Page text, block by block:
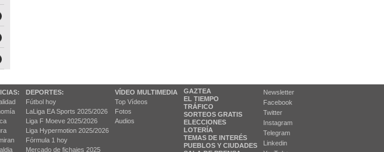
DEPORTES:
Fútbol hoy
LaLiga EA Sports 2025/2026
Liga F Moeve 2025/2026
Liga Hypermotion 2025/2026
Fórmula 1 hoy
Mercado de fichajes 2025
VÍDEO MULTIMEDIA
Top Vídeos
Fotos
Audios
GAZTEA
EL TIEMPO
TRÁFICO
SORTEOS GRATIS
ELECCIONES
LOTERÍA
TEMAS DE INTERÉS
PUEBLOS Y CIUDADES
Newsletter
Facebook
Twitter
Instagram
Telegram
Linkedin